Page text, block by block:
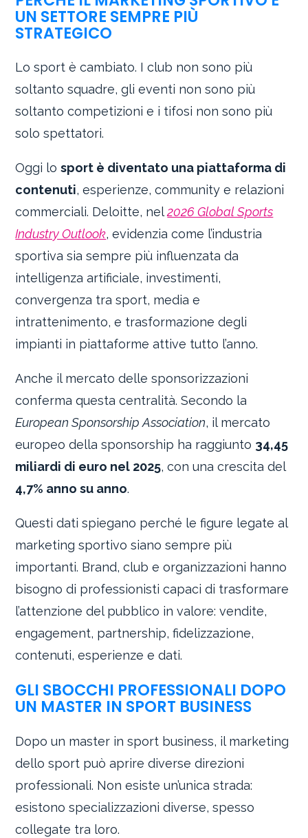
UN SETTORE SEMPRE PIÙ
STRATEGICO
Lo sport è cambiato. I club non sono più
soltanto squadre, gli eventi non sono più
soltanto competizioni e i tifosi non sono più
solo spettatori.
Oggi losport è diventato una piattaforma di
contenuti, esperienze, community e relazioni
commerciali. Deloitte, nel2026 Global Sports
Industry Outlook, evidenzia come l’industria
sportiva sia sempre più influenzata da
intelligenza artificiale, investimenti,
convergenza tra sport, media e
intrattenimento, e trasformazione degli
impianti in piattaforme attive tutto l’anno.
Anche il mercato delle sponsorizzazioni
conferma questa centralità. Secondo la
European Sponsorship Association, il mercato
europeo della sponsorship ha raggiunto 34,45
miliardi di euro nel 2025, con una crescita del
4,7% anno su anno.
Questi dati spiegano perché le figure legate al
marketing sportivo siano sempre più
importanti. Brand, club e organizzazioni hanno
bisogno di professionisti capaci di trasformare
l’attenzione del pubblico in valore: vendite,
engagement, partnership, fidelizzazione,
contenuti, esperienze e dati.
GLI SBOCCHI PROFESSIONALI DOPO
UN MASTER IN SPORT BUSINESS
Dopo un master in sport business, il marketing
dello sport può aprire diverse direzioni
professionali. Non esiste un’unica strada:
esistono specializzazioni diverse, spesso
collegate tra loro.